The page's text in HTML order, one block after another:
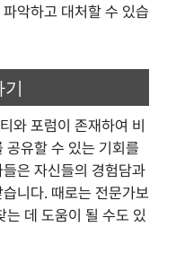
악하고 대처할 수 있습
와 포럼이 존재하여 비
공유할 수 있는 기회를
은 자신들의 경험담과
니다. 때로는 전문가보
는 데 도움이 될 수도 있